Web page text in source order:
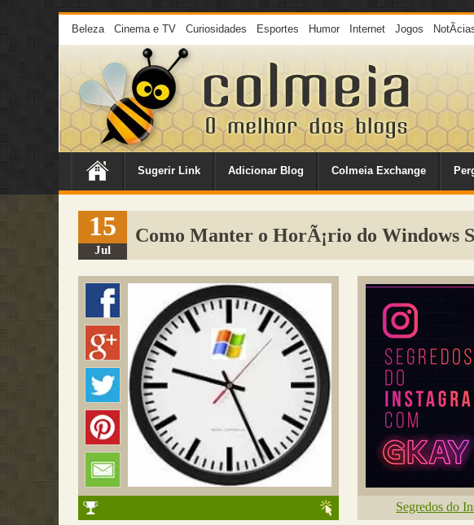
Beleza Cinema e TV Curiosidades Esportes Humor Internet Jogos
Sugerir Link Adicionar Blog Colmeia Exchange
15
Jul
Como Manter o HorÃ¡rio do Windows
Segredos do